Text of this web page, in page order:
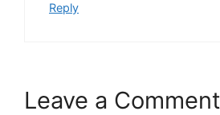
Reply
Leave a Comment